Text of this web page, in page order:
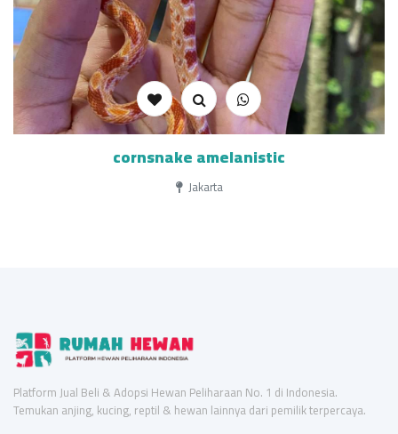
cornsnake amelanistic
Jakarta
Platform Jual Beli & Adopsi Hewan Peliharaan No. 1 di Indonesia.
Temukan anjing, kucing, reptil & hewan lainnya dari pemilik terpercaya.